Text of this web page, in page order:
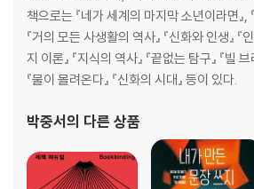
제36장 현대의 괴물들·포이닉스·바실리스크·
제37장 동양 신화·조로아스터·인도 신화·카스
요한
제38장 북유럽 신화·발할·발퀴리
제39장 토르의 요툰헤임 방문
제40장 발드르의 죽음·요정·룬 문자·음유 시인·
제41장 드루이드·아이오나섬
제42장 베오울프
부록: 격언
책으로는 『네가 세계의 마지막 소년이라면』,
『거의 모든 사생활의 역사』 『신화와 인생』
지 이론』 『지식의 역사』 『끝없는 탐구』 『빌
『물이 몰려온다』 『신화의 시대』 등이 있다.
박중서의 다른 상품